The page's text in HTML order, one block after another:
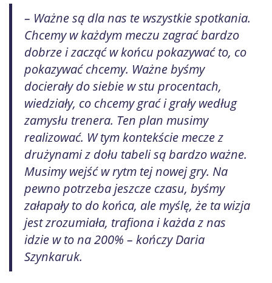
– Ważne są dla nas te wszystkie spotkania.
Chcemy w każdym meczu zagrać bardzo
dobrze i zacząć w końcu pokazywać to, co
pokazywać chcemy. Ważne byśmy
docierały do siebie w stu procentach,
wiedziały, co chcemy grać i grały według
zamysłu trenera. Ten plan musimy
realizować. W tym kontekście mecze z
drużynami z dołu tabeli są bardzo ważne.
Musimy wejść w rytm tej nowej gry. Na
pewno potrzeba jeszcze czasu, byśmy
załapały to do końca, ale myślę, że ta wizja
jest zrozumiała, trafiona i każda z nas
idzie w to na 200% – kończy Daria
Szynkaruk.